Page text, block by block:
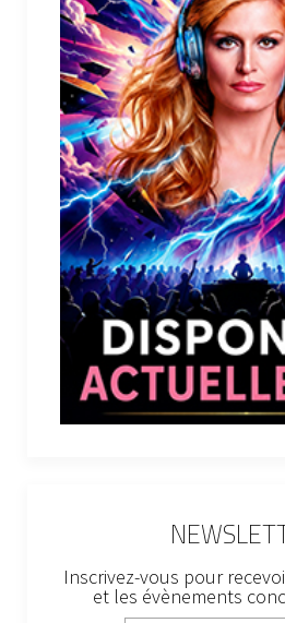
Inscrivez-vous pour
et les évènements